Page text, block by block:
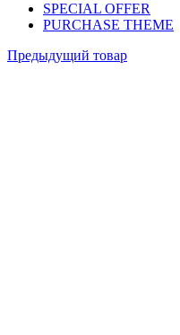
SPECIAL OFFER
PURCHASE THEME
Предыдущий товар